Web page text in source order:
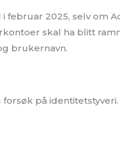
2025, selv om
skal ha blitt
brukernavn.
på